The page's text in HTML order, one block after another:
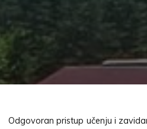
Odgovoran pristup učenju i